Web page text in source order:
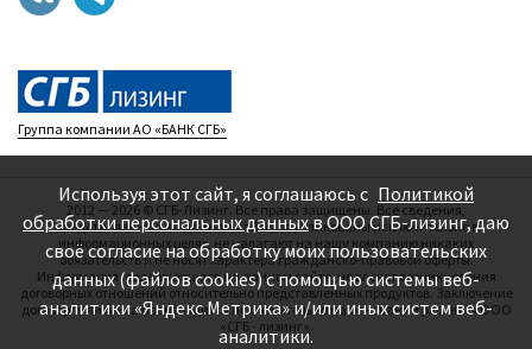
Группа компании АО «БАНК СГБ»
2012 — 2026 © СГБ-Лизинг. Все права защищены. Все сведения,
представленные на данном сайте, опубликованы исключительно в
информационных целях, не налагают на нашу компанию никаких
обязательств и не носят характера гражданско-правовой оферты.
Информация, содержащаяся на данном сайте, не влечет возникновения
договорных отношений относительно представленных продуктов. Заключение
договоров лизинга производится исключительно на основании решения ООО
«СГБ - лизинг».
Используя этот сайт, я соглашаюсь с Политикой
обработки персональных данныхв ООО СГБ-лизинг, даю
своё согласие на обработку моих пользовательских
данных (файлов cookies) с помощью системы веб-
аналитики «Яндекс.Метрика» и/или иных систем веб-
аналитики.